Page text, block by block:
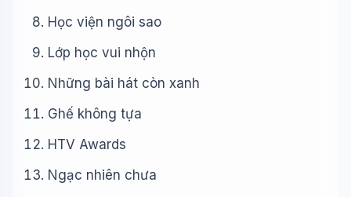
Học viện ngôi sao
Lớp học vui nhộn
Những bài hát còn xanh
Ghế không tựa
HTV Awards
Ngạc nhiên chưa